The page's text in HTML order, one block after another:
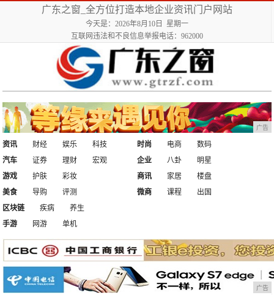
广东之窗_全方位打造本地企业资讯门户网站
今天是：2026年8月10日 星期一
互联网违法和不良信息举报电话：962000
广告
资讯 财经 娱乐
科技
汽车
证券 理财 宏观
时尚 电商
数码
企业
八卦
明星
游戏
护肤
彩妆
美食
导购 评测
商讯 家居
楼盘
微商
课程
出国
区块链
疾病
养生
手游
网游 单机
广告